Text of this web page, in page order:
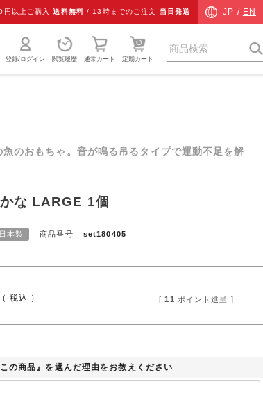
円以上ご購入送料無料 / 13時までのご注文 当日発送 JP / EN
登録/ログイン 閲覧履歴 通常カート 定期カート
魚のおもちゃ。音が鳴る吊るタイプで運動不足を解
な LARGE 1個
日本製 商品番号 set180405
税込 [ 11 ポイント進呈 ]
の商品』を選んだ理由をお教えください